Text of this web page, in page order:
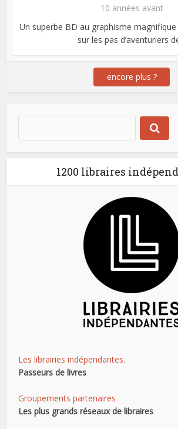
10 années avant
Un superbe BD au graphisme
sur les pas d’aventuriers
encore plus ?
1200 libraires
Les librairies indépendantes.
Passeurs de livres
Groupements partenaires
Les plus grands réseaux de libraires